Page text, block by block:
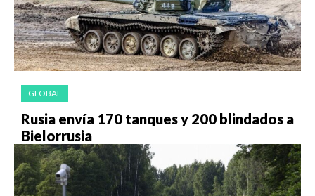
GLOBAL
Rusia envía 170 tanques y 200 blindados a
Bielorrusia